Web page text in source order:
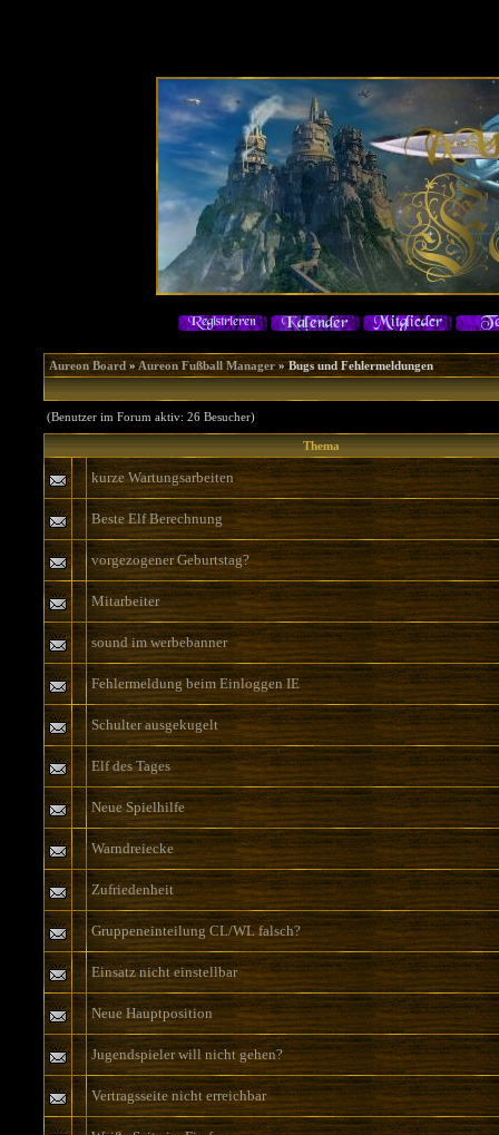
Aureon Board»Aureon Fußball Manager» Bugs und Fehlermeldungen
(Benutzer im Forum aktiv: 26 Besucher)
Thema
kurze Wartungsarbeiten
Beste Elf Berechnung
vorgezogener Geburtstag?
Mitarbeiter
sound im werbebanner
Fehlermeldung beim Einloggen IE
Schulter ausgekugelt
Elf des Tages
Neue Spielhilfe
Warndreiecke
Zufriedenheit
Gruppeneinteilung CL/WL falsch?
Einsatz nicht einstellbar
Neue Hauptposition
Jugendspieler will nicht gehen?
Vertragsseite nicht erreichbar